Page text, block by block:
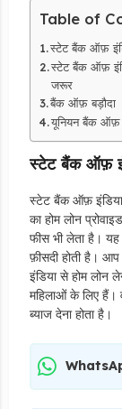
Table of
स्टेट बैंक ऑफ़
स्टेट बैंक ऑफ़
जरूर
बैंक ऑफ़ बड़ौदा
यूनियन बैंक ऑफ़
स्टेट बैंक ऑफ़
स्टेट बैंक ऑफ़
का होम लोन
फीस भी लेता है। यह
फ़ीसदी होती है।
इंडिया से होम लोन
महिलाओं के लिए हैं।
ब्याज देना होता है।